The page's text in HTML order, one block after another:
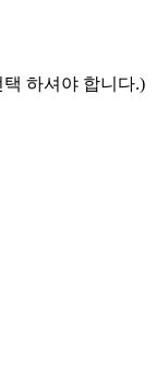
하셔야 합니다.)